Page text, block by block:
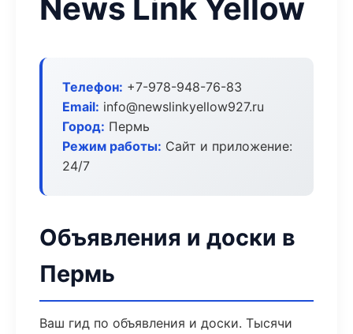
News Link Yellow
Телефон: +7-978-948-76-83
Email: info@newslinkyellow927.ru
Город: Пермь
Режим работы: Сайт и приложение:
24/7
Объявления и доски в
Пермь
Ваш гид по объявления и доски. Тысячи